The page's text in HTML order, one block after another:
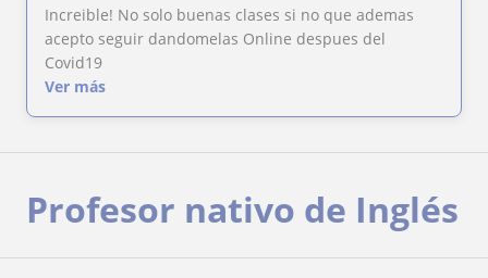
Increible! No solo buenas clases si no que ademas
acepto seguir dandomelas Online despues del
Covid19
Ver más
Profesor nativo de Inglés